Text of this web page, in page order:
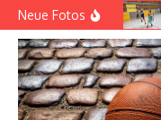
Zum Inhalt springen
Neue Fotos
BG Göttingen